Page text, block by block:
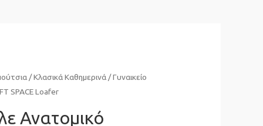
/Κλασικά Καθημερινά / Γυναικείο
SPACE Loafer
Ανατομικό